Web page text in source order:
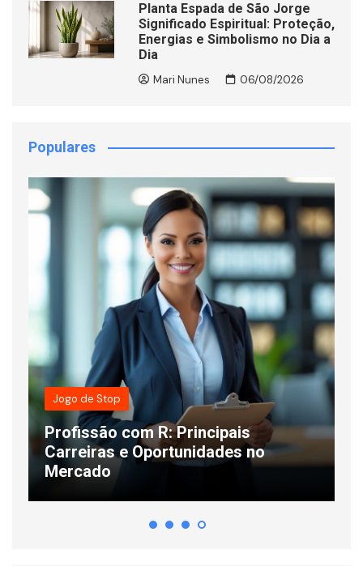
Planta Espada de São Jorge
Significado Espiritual: Proteção,
Energias e Simbolismo no Dia a
Dia
Mari Nunes 06/08/2026
Populares
Jogo de Stop
Profissão com R: Principais
Carreiras e Oportunidades no
Mercado